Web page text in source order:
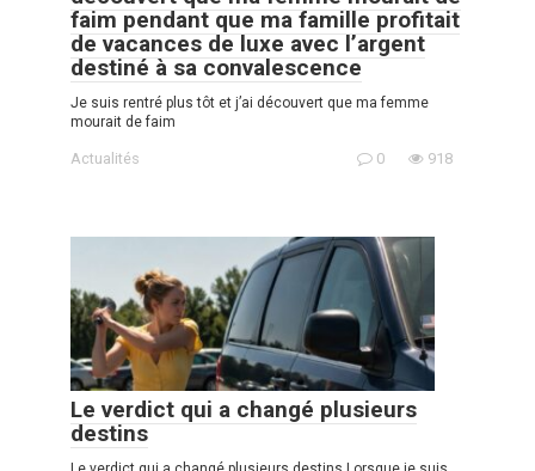
faim pendant que ma famille profitait
de vacances de luxe avec l’argent
destiné à sa convalescence
Je suis rentré plus tôt et j’ai découvert que ma femme
mourait de faim
Actualités 0 918
Le verdict qui a changé plusieurs
destins